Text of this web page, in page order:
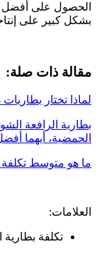
الحصول على أفضل
بشكل كبير على
مقالة ذات صلة:
لماذا تختار بطاريات RoyPow LiFePO4 لمعدات مناولة المواد؟
بطارية الرافعة
الحمضية، أيهما
ما هو متوسط ​​تكلفة
العلامات:
تكلفة بطارية